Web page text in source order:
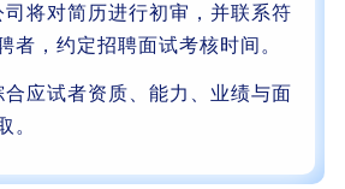
司将对简历进行初审，并联系符
者，约定招聘面试考核时间。
应试者资质、能力、业绩与面
。